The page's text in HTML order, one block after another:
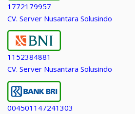
1772179957
CV. Server Nusantara Solusindo
1152384881
CV. Server Nusantara Solusindo
004501147241303